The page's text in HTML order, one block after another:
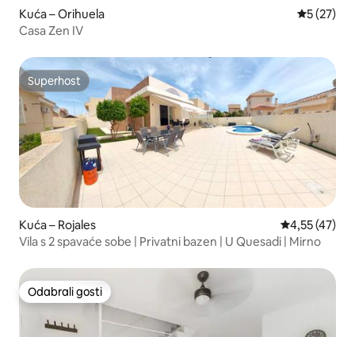
Kuća – Orihuela Prosječna
5 (27)
Casa Zen IV
Superhost
Superhost
Kuća – Rojales Prosječna
4,55 (47)
Vila s 2 spavaće sobe | Privatni bazen | U Quesadi | Mirno
Odabrali gosti
Odabrali gosti